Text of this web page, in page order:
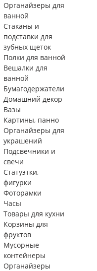
Органайзеры для
ванной
Стаканы и
подставки для
зубных щеток
Полки для ванной
Вешалки для
ванной
Бумагодержатели
Домашний декор
Вазы
Картины, панно
Органайзеры для
украшений
Подсвечники и
свечи
Статуэтки,
фигурки
Фоторамки
Часы
Товары для кухни
Корзины для
фруктов
Мусорные
контейнеры
Органайзеры